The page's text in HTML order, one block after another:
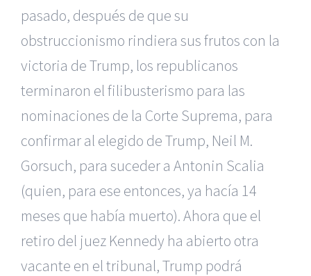
pasado, después de que su
obstruccionismo rindiera sus frutos con la
victoria de Trump, los republicanos
terminaron el filibusterismo para las
nominaciones de la Corte Suprema, para
confirmar al elegido de Trump, Neil M.
Gorsuch, para suceder a Antonin Scalia
(quien, para ese entonces, ya hacía 14
meses que había muerto). Ahora que el
retiro del juez Kennedy ha abierto otra
vacante en el tribunal, Trump podrá